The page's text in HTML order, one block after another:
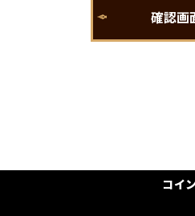
コイ